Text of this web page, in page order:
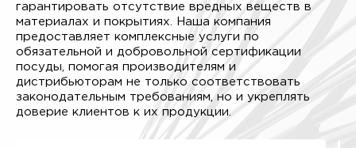
гарантировать отсутствие вредных веществ в
материалах и покрытиях. Наша компания
предоставляет комплексные услуги по
обязательной и добровольной сертификации
посуды, помогая производителям и
дистрибьюторам не только соответствовать
законодательным требованиям, но и укреплять
доверие клиентов к их продукции.